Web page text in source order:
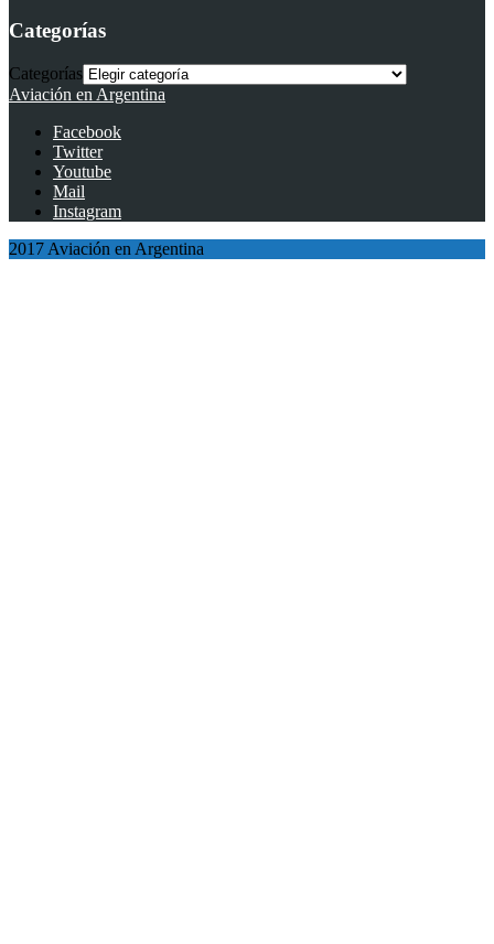
Categorías
Categorías
Aviación en Argentina
Facebook
Twitter
Youtube
Mail
Instagram
2017 Aviación en Argentina